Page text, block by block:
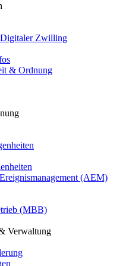
Zwilling
& Ordnung
(AEM)
(MBB)
Verwaltung